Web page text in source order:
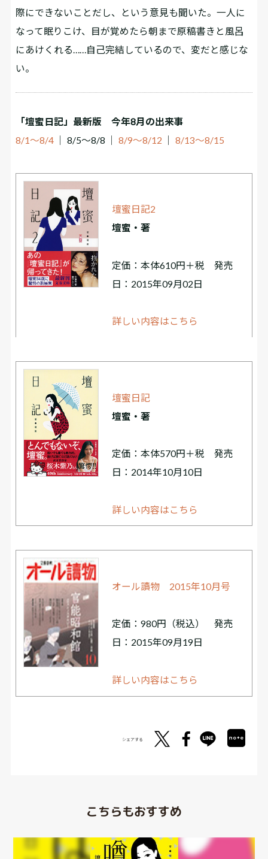
際にできないことだし、という意見も聞いた。一人に
なって眠りこけ、目が覚めたら朝まで原稿書きと風呂
にあけくれる……自己完結しているので、変だと感じな
い。
「壇蜜日記」最新版 今年8月の出来事
8/1～8/4 │ 8/5～8/8 │8/9～8/12 │8/13～8/15
壇蜜日記2
壇蜜・著
定価：本体610円＋税 発売
日：2015年09月02日
詳しい内容はこちら
壇蜜日記
壇蜜・著
定価：本体570円＋税 発売
日：2014年10月10日
詳しい内容はこちら
オール讀物 2015年10月号
定価：980円（税込） 発売
日：2015年09月19日
詳しい内容はこちら
シェアする
こちらもおすすめ